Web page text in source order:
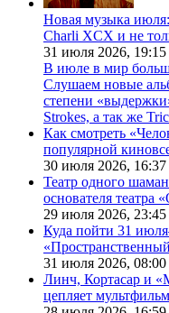
Новая музыка
Charli XCX и не
31 июля 2026, 19:15
В июле в мир
Слушаем новые
степени
Strokes, а так же
Как смотреть
популярной
30 июля 2026, 16:37
Театр одного
основателя театра
29 июля 2026, 23:45
Куда пойти 31
31 июля 2026, 08:00
Линч, Кортасар и
цепляет